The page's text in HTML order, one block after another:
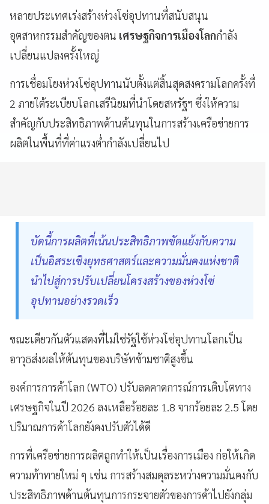
หลายประเทศเร่งสร้างห่วงโซ่อุปทานที่สนับสนุน
อุตสาหกรรมสำคัญของตน เศรษฐกิจการเมืองโลกกำลัง
เปลี่ยนแปลงครั้งใหญ่
การเชื่อมโยงห่วงโซ่อุปทานนับตั้งแต่สิ้นสุดสงครามโลกครั้งที่
2 ภายใต้ระเบียบโลกเสรีนิยมที่นำโดยสหรัฐฯ ซึ่งให้ความ
สำคัญกับประสิทธิภาพด้านต้นทุนในการสร้างเครือข่ายการ
ผลิตในพื้นที่ที่ค่าแรงต่ำกำลังเปลี่ยนไป
บัดนี้การผลิตที่เน้นประสิทธิภาพขัดแย้งกับความ
เป็นอิสระเชิงยุทธศาสตร์และความมั่นคงแห่งชาติ
นำไปสู่การปรับเปลี่ยนโครงสร้างของห่วงโซ่
อุปทานอย่างรวดเร็ว
ขณะเดียวกันตัวแสดงที่ไม่ใช่รัฐใช้ห่วงโซ่อุปทานโลกเป็น
อาวุธส่งผลให้ต้นทุนของบริษัทข้ามชาติสูงขึ้น
องค์การการค้าโลก (WTO) ปรับลดคาดการณ์การเติบโตทาง
เศรษฐกิจในปี 2026 ลงเหลือร้อยละ 1.8 จากร้อยละ 2.5 โดย
ปริมาณการค้าโลกยังคงปรับตัวได้ดี
การที่เครือข่ายการผลิตถูกทำให้เป็นเรื่องการเมือง ก่อให้เกิด
ความท้าทายใหม่ ๆ เช่น การสร้างสมดุลระหว่างความมั่นคงกับ
ประสิทธิภาพด้านต้นทุนการกระจายตัวของการค้าไปยังกลุ่ม